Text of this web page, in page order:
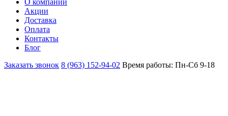
О компании
Акции
Доставка
Оплата
Контакты
Блог
Заказать звонок 8 (963) 152-94-02 Время работы: Пн-Сб 9-18